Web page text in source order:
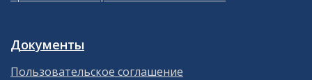
Документы
Пользовательское соглашение